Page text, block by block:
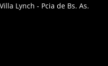
Lynch - Pcia de Bs. As.